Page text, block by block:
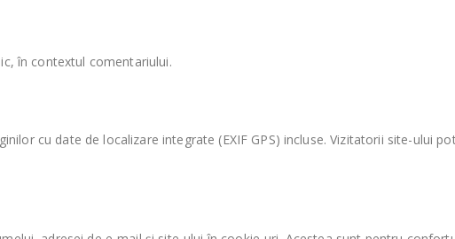
în contextul comentariului.
cu date de localizare integrate (EXIF GPS) incluse. Vizitatorii site-ului